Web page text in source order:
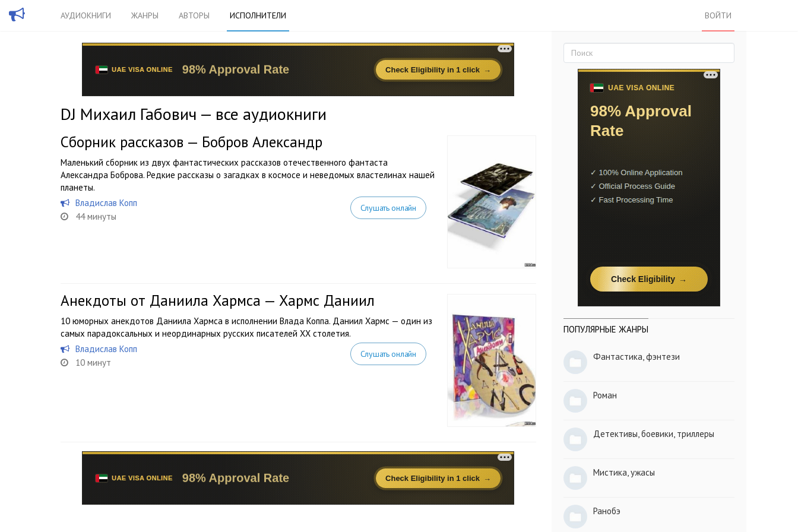
АУДИОКНИГИ ЖАНРЫ АВТОРЫ ИСПОЛНИТЕЛИ ВОЙТИ
DJ Михаил Габович — все аудиокниги
Сборник рассказов — Бобров Александр
Маленький сборник из двух фантастических рассказов отечественного фантаста
Александра Боброва. Редкие рассказы о загадках в космосе и неведомых властелинах нашей
планеты.
Владислав Копп
44 минуты
Слушать онлайн
Анекдоты от Даниила Хармса — Хармс Даниил
10 юморных анекдотов Даниила Хармса в исполнении Влада Коппа. Даниил Хармс — один из
самых парадоксальных и неординарных русских писателей ХХ столетия.
Владислав Копп
10 минут
Слушать онлайн
ПОПУЛЯРНЫЕ ЖАНРЫ
Фантастика, фэнтези
Роман
Детективы, боевики, триллеры
Мистика, ужасы
Ранобэ